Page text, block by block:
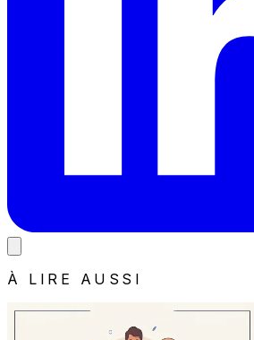
À LIRE AUSSI